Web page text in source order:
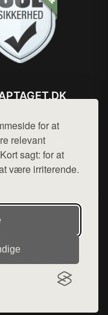
for at
relevant
sagt: for at
være irriterende.
hej@want.dk
og privatlivspolitik
en række
produkter fra
fra denne side - vi